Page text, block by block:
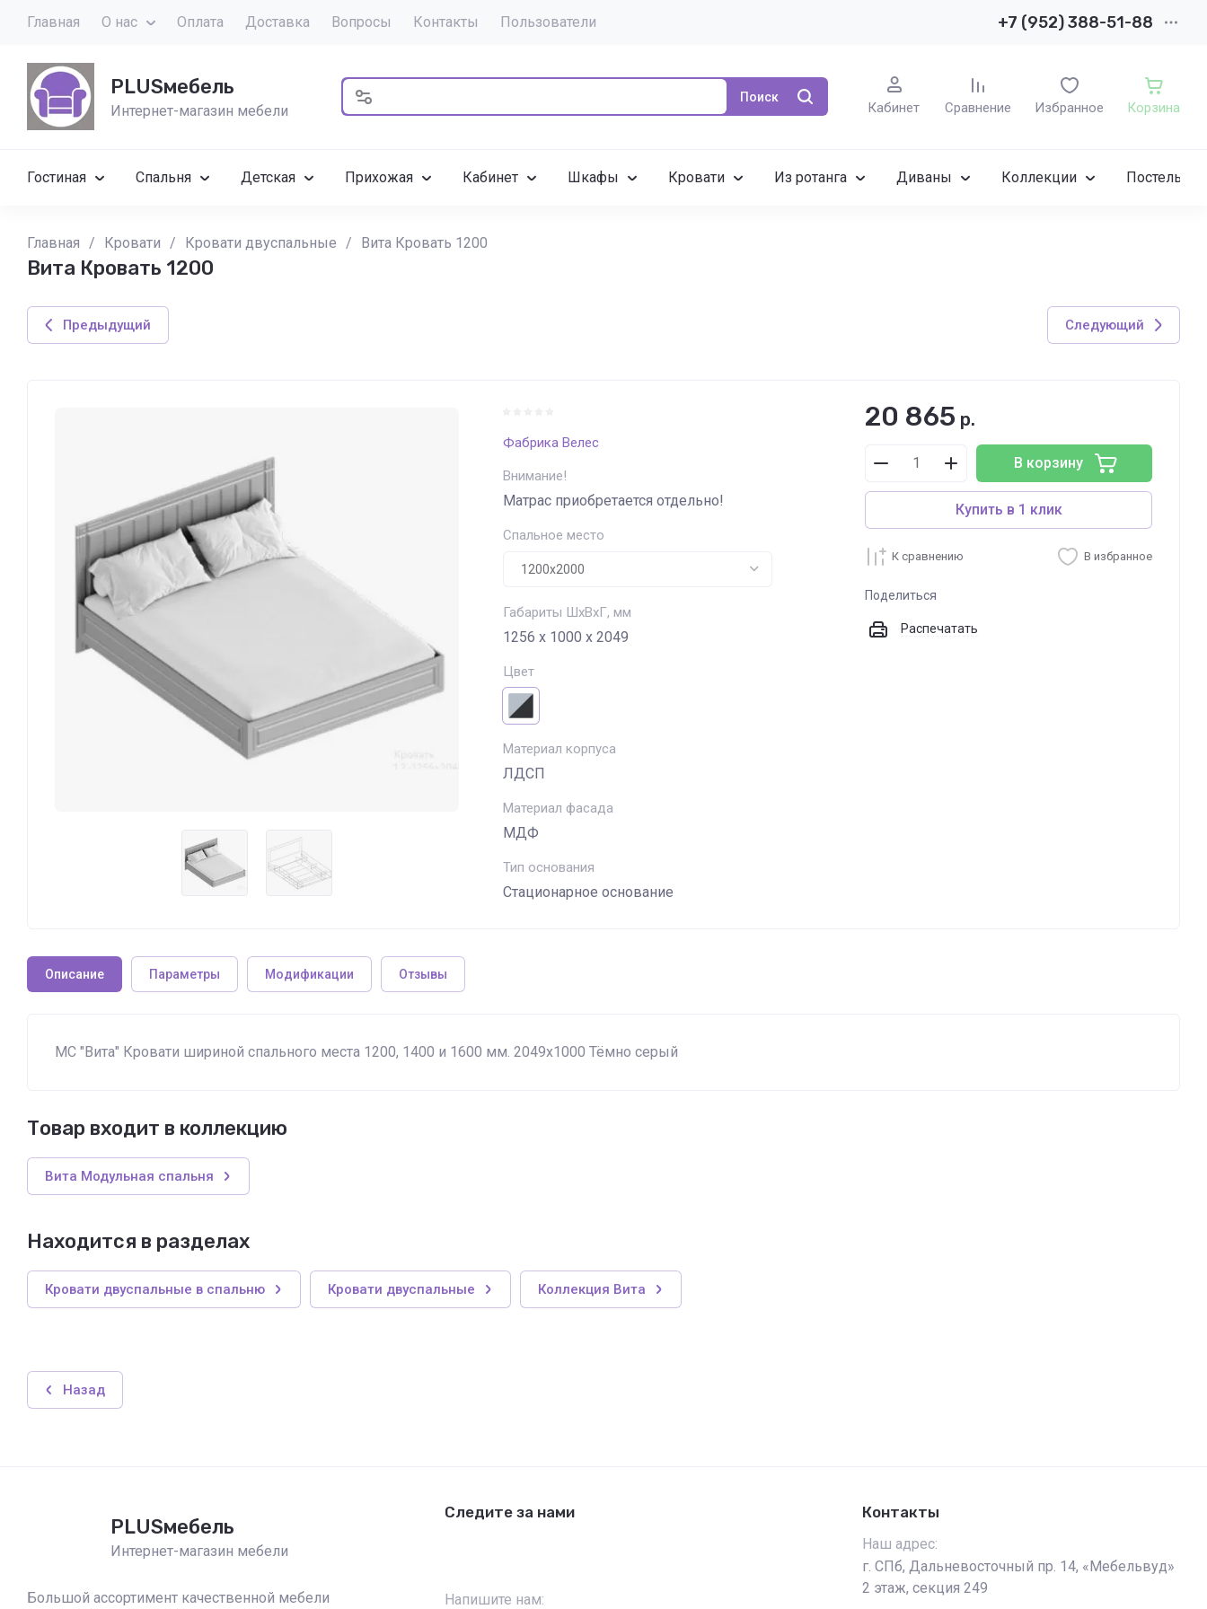
Главная О нас Оплата Доставка Вопросы Контакты Пользователи +7 (952) 388-51-88
PLUSмебель
Интернет-магазин мебели
Поиск
Кабинет Сравнение Избранное Корзина
Гостиная Спальня Детская Прихожая Кабинет Шкафы Кровати Из ротанга Диваны Коллекции
Главная / Кровати / Кровати двуспальные / Вита Кровать 1200
Вита Кровать 1200
Предыдущий Следующий
Фабрика Велес
Внимание!
Матрас приобретается отдельно!
Спальное место
Габариты ШхВхГ, мм
1256 х 1000 х 2049
Цвет
Материал корпуса
ЛДСП
Материал фасада
МДФ
Тип основания
Стационарное основание
20 865 р.
В корзину
Купить в 1 клик
К сравнению В избранное
Поделиться
Распечатать
Описание Параметры Модификации Отзывы
МС "Вита" Кровати шириной спального места 1200, 1400 и 1600 мм. 2049х1000 Тёмно серый
Товар входит в коллекцию
Вита Модульная спальня
Находится в разделах
Кровати двуспальные в спальню Кровати двуспальные Коллекция Вита
Назад
PLUSмебель
Интернет-магазин мебели
Большой ассортимент качественной мебели
Следите за нами
Напишите нам:
Контакты
Наш адрес:
г. СПб, Дальневосточный пр. 14, «Мебельвуд»
2 этаж, секция 249